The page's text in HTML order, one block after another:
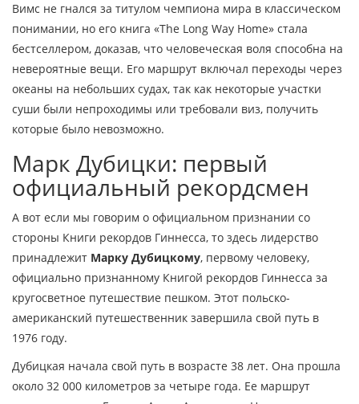
Вимс не гнался за титулом чемпиона мира в классическом
понимании, но его книга «The Long Way Home» стала
бестселлером, доказав, что человеческая воля способна на
невероятные вещи. Его маршрут включал переходы через
океаны на небольших судах, так как некоторые участки
суши были непроходимы или требовали виз, получить
которые было невозможно.
Марк Дубицки: первый
официальный рекордсмен
А вот если мы говорим о официальном признании со
стороны Книги рекордов Гиннесса, то здесь лидерство
принадлежит Марку Дубицкому, первому человеку,
официально признанному Книгой рекордов Гиннесса за
кругосветное путешествие пешком. Этот польско-
американский путешественник завершила свой путь в
1976 году.
Дубицкая начала свой путь в возрасте 38 лет. Она прошла
около 32 000 километров за четыре года. Ее маршрут